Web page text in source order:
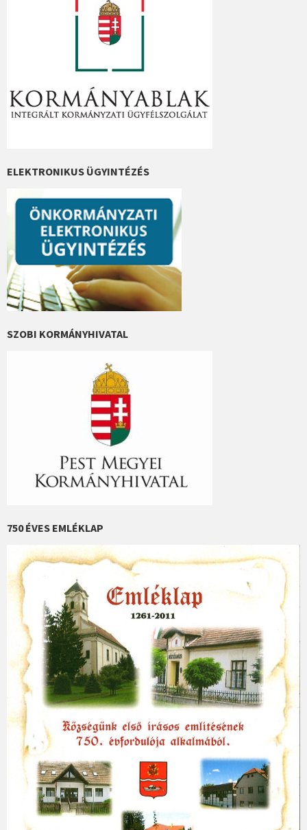
ELEKTRONIKUS ÜGYINTÉZÉS
SZOBI KORMÁNYHIVATAL
750 ÉVES EMLÉKLAP